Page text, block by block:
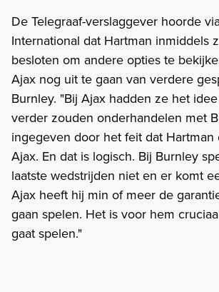
De Telegraaf-verslaggever hoorde
International dat Hartman inmiddels
besloten om andere opties te
Ajax nog uit te gaan van verdere
Burnley. "Bij Ajax hadden ze het
verder zouden onderhandelen met
ingegeven door het feit dat
Ajax. En dat is logisch. Bij Burnley
laatste wedstrijden niet en er komt
Ajax heeft hij min of meer de
gaan spelen. Het is voor hem
gaat spelen."